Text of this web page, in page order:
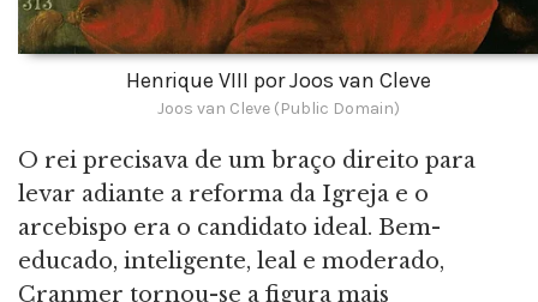
Henrique VIII por Joos van Cleve
Joos van Cleve (Public Domain)
O rei precisava de um braço direito para
levar adiante a reforma da Igreja e o
arcebispo era o candidato ideal. Bem-
educado, inteligente, leal e moderado,
Cranmer tornou-se a figura mais